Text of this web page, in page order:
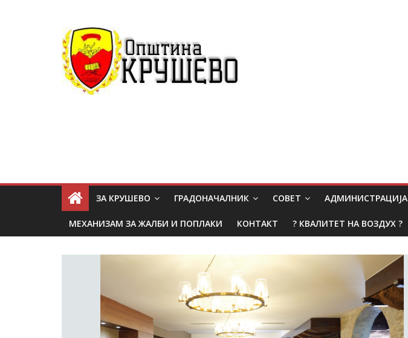
ЗА КРУШЕВО ГРАДОНАЧАЛНИК СОВЕТ АДМИНИСТРАЦИЈА
МЕХАНИЗАМ ЗА ЖАЛБИ И ПОПЛАКИ КОНТАКТ ? КВАЛИТЕТ НА ВОЗДУХ ?